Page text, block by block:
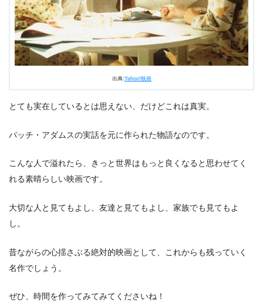
出典:Yahoo!映画
とても実在しているとは思えない、だけどこれは真実。
パッチ・アダムスの実話を元に作られた物語なのです。
こんな人で溢れたら、きっと世界はもっと良くなると思わせてく
れる素晴らしい映画です。
大切な人と見てもよし、友達と見てもよし、家族でも見てもよ
し。
昔ながらの心揺さぶる絶対的映画として、これからも残っていく
名作でしょう。
ぜひ、時間を作ってみてみてくださいね！